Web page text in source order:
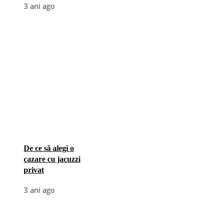
3 ani ago
De ce să alegi o
cazare cu jacuzzi
privat
3 ani ago